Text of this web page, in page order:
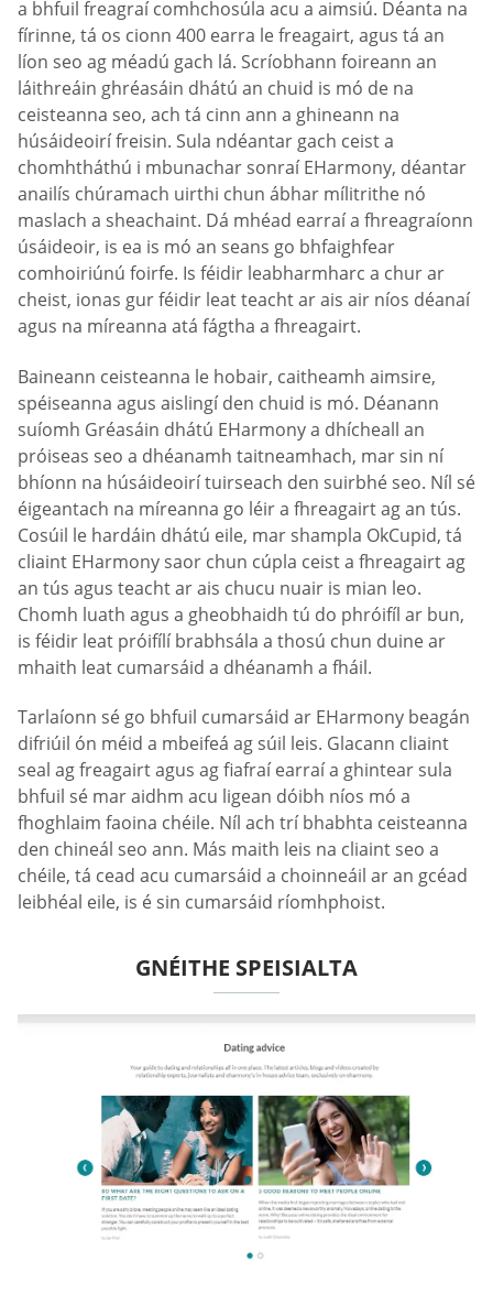
a bhfuil freagraí comhchosúla acu a aimsiú. Déanta na
fírinne, tá os cionn 400 earra le freagairt, agus tá an
líon seo ag méadú gach lá. Scríobhann foireann an
láithreáin ghréasáin dhátú an chuid is mó de na
ceisteanna seo, ach tá cinn ann a ghineann na
húsáideoirí freisin. Sula ndéantar gach ceist a
chomhtháthú i mbunachar sonraí EHarmony, déantar
anailís chúramach uirthi chun ábhar mílitrithe nó
maslach a sheachaint. Dá mhéad earraí a fhreagraíonn
úsáideoir, is ea is mó an seans go bhfaighfear
comhoiriúnú foirfe. Is féidir leabharmharc a chur ar
cheist, ionas gur féidir leat teacht ar ais air níos déanaí
agus na míreanna atá fágtha a fhreagairt.
Baineann ceisteanna le hobair, caitheamh aimsire,
spéiseanna agus aislingí den chuid is mó. Déanann
suíomh Gréasáin dhátú EHarmony a dhícheall an
próiseas seo a dhéanamh taitneamhach, mar sin ní
bhíonn na húsáideoirí tuirseach den suirbhé seo. Níl sé
éigeantach na míreanna go léir a fhreagairt ag an tús.
Cosúil le hardáin dhátú eile, mar shampla OkCupid, tá
cliaint EHarmony saor chun cúpla ceist a fhreagairt ag
an tús agus teacht ar ais chucu nuair is mian leo.
Chomh luath agus a gheobhaidh tú do phróifíl ar bun,
is féidir leat próifílí brabhsála a thosú chun duine ar
mhaith leat cumarsáid a dhéanamh a fháil.
Tarlaíonn sé go bhfuil cumarsáid ar EHarmony beagán
difriúil ón méid a mbeifeá ag súil leis. Glacann cliaint
seal ag freagairt agus ag fiafraí earraí a ghintear sula
bhfuil sé mar aidhm acu ligean dóibh níos mó a
fhoghlaim faoina chéile. Níl ach trí bhabhta ceisteanna
den chineál seo ann. Más maith leis na cliaint seo a
chéile, tá cead acu cumarsáid a choinneáil ar an gcéad
leibhéal eile, is é sin cumarsáid ríomhphoist.
GNÉITHE SPEISIALTA